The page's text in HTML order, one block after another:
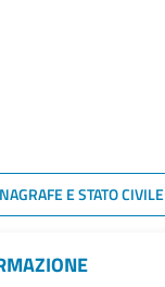
E STATO CIVILE